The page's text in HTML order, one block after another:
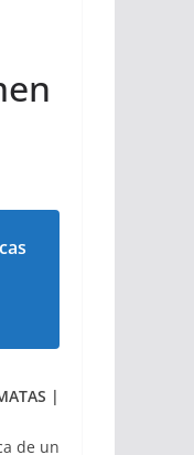
|
de un